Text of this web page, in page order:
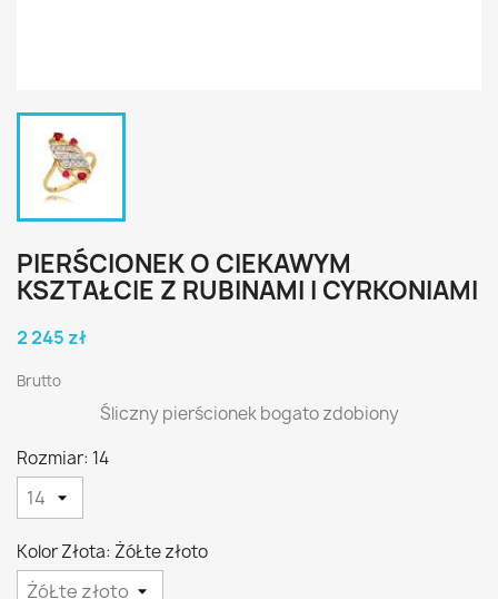
PIERŚCIONEK O CIEKAWYM
KSZTAŁCIE Z RUBINAMI I CYRKONIAMI
2 245 zł
Brutto
Śliczny pierścionek bogato zdobiony
Rozmiar: 14
Kolor Złota: ŻóŁte złoto